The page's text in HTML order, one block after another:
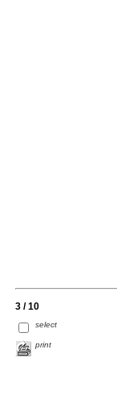
3 / 10
select
print